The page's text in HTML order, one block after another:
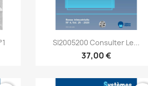
Aperçu rapide
SI2005200 Consulter Le...
37,00 €